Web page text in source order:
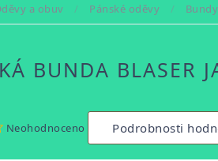
a obuv / Pánské oděvy /
BUNDA BLASER
hodnocení
Neohodnoceno Podrobnosti